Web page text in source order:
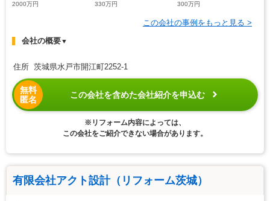
2000万円
330万円
300万円
この会社の事例をもっと見る >
会社の概要▼
住所 茨城県水戸市開江町2252-1
無料
匿名
この会社を含めた会社紹介を申込む
※リフォーム内容によっては、
この会社をご紹介できない場合があります。
有限会社アクト設計（リフォーム茨城）